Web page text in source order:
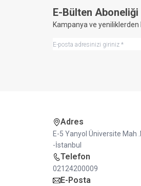
E-Bülten Aboneliği
Kampanya ve
Adres
E-5 Yanyol Üniversite Mah
-İstanbul
Telefon
02124200009
E-Posta